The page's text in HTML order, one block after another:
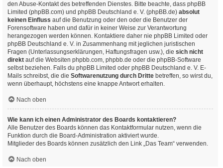
den Abuse-Kontakt des betreffenden Dienstes. Bitte beachte, dass phpBB
Limited (phpBB.com) und phpBB Deutschland e. V. (phpBB.de) absolut
keinen Einfluss auf die Benutzung oder den oder die Benutzer der
Forensoftware haben und dafür in keiner Weise zur Verantwortung
herangezogen werden können. Kontaktiere daher nie phpBB Limited oder
phpBB Deutschland e. V. in Zusammenhang mit jeglichen juristischen
Fragen (Unterlassungserklärungen, Haftungsfragen usw.), die sich nicht
direkt auf die Websiten phpbb.com, phpbb.de oder die phpBB-Software
selbst beziehen. Falls du phpBB Limited oder phpBB Deutschland e. V. E-
Mails schreibst, die die Softwarenutzung durch Dritte betreffen, so wirst du,
wenn überhaupt, höchstens eine knappe Antwort erhalten.
Nach oben
Wie kann ich einen Administrator des Boards kontaktieren?
Alle Benutzer des Boards können das Kontaktformular nutzen, wenn die
Funktion durch die Board-Administration aktiviert wurde.
Mitglieder des Boards können zusätzlich den Link „Das Team“ verwenden.
Nach oben